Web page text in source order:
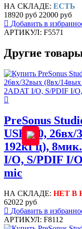
НА СКЛАДЕ: ЕСТЬ
18920 руб 22000 руб
Добавить в
АРТИКУЛ: F5571
Другие
PreSonus
USB 3.0,
192кГц),
I/O, S/PDIF I/
mic
НА СКЛАДЕ: НЕТ В
62022 руб
Добавить в
АРТИКУЛ: F8112